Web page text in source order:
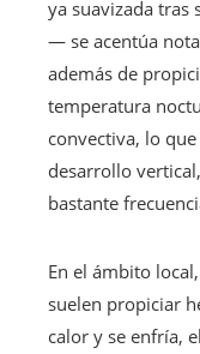
ya suavizada tras
— se acentúa
además de
temperatura
convectiva, lo
desarrollo
bastante
En el ámbito
suelen propiciar
calor y se enfría,